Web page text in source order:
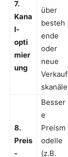
7.
Kana
l-
opti
mier
ung
über
besteh
ende
oder
neue
Verkauf
skanäle
8.
Preis
-
Besser
e
Preism
odelle
(z.B.